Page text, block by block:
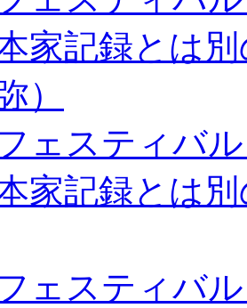
家記録とは
）
ェスティバ
家記録とは
ェスティバ